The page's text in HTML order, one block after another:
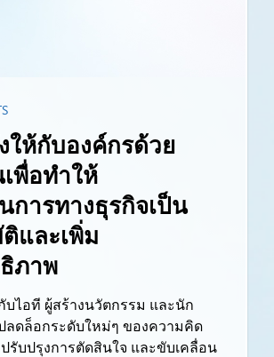
ให้กับองค์กรด้วย
พื่อทำให้
การทางธุรกิจเป็น
และเพิ่ม
ภาพ
บไอที ผู้สร้างนวัตกรรม และนัก
ลดล็อกระดับใหม่ๆ ของความคิด
รับปรุงการตัดสินใจ และขับเคลื่อน